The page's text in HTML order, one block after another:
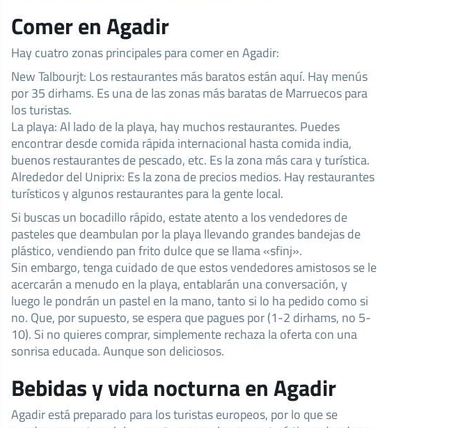
Comer en Agadir
Hay cuatro zonas principales para comer en Agadir:
New Talbourjt: Los restaurantes más baratos están aquí. Hay menús
por 35 dirhams. Es una de las zonas más baratas de Marruecos para
los turistas.
La playa: Al lado de la playa, hay muchos restaurantes. Puedes
encontrar desde comida rápida internacional hasta comida india,
buenos restaurantes de pescado, etc. Es la zona más cara y turística.
Alrededor del Uniprix: Es la zona de precios medios. Hay restaurantes
turísticos y algunos restaurantes para la gente local.
Si buscas un bocadillo rápido, estate atento a los vendedores de
pasteles que deambulan por la playa llevando grandes bandejas de
plástico, vendiendo pan frito dulce que se llama «sfinj».
Sin embargo, tenga cuidado de que estos vendedores amistosos se le
acercarán a menudo en la playa, entablarán una conversación, y
luego le pondrán un pastel en la mano, tanto si lo ha pedido como si
no. Que, por supuesto, se espera que pagues por (1-2 dirhams, no 5-
10). Si no quieres comprar, simplemente rechaza la oferta con una
sonrisa educada. Aunque son deliciosos.
Bebidas y vida nocturna en Agadir
Agadir está preparado para los turistas europeos, por lo que se